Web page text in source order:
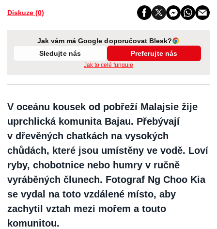
Diskuze (0)
Jak vám má Google doporučovat Blesk?
Sledujte nás
Preferujte nás
Jak to celé funguje
V oceánu kousek od pobřeží Malajsie žije
uprchlická komunita Bajau. Přebývají
v dřevěných chatkách na vysokých
chůdách, které jsou umístěny ve vodě. Loví
ryby, chobotnice nebo humry v ručně
vyráběných člunech. Fotograf Ng Choo Kia
se vydal na toto vzdálené místo, aby
zachytil vztah mezi mořem a touto
komunitou.